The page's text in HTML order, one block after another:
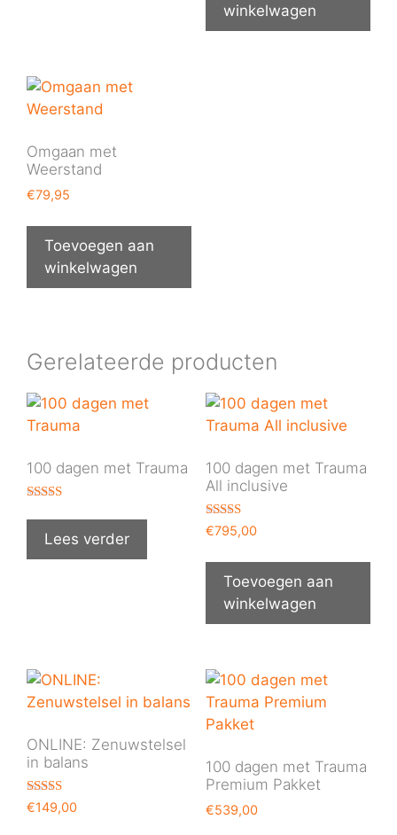
winkelwagen
Omgaan met
Weerstand
€79,95
Toevoegen aan
winkelwagen
Gerelateerde producten
100 dagen met Trauma
d
5.00
uit 5Lees verder
100 dagen met Trauma
All inclusive
Gewaardeer
uit 5
€795,00
Toevoegen aan
winkelwagen
ONLINE: Zenuwstelsel
in balans
Gewaardeer
€149,00
100 dagen met Trauma
Premium Pakket
€539,00